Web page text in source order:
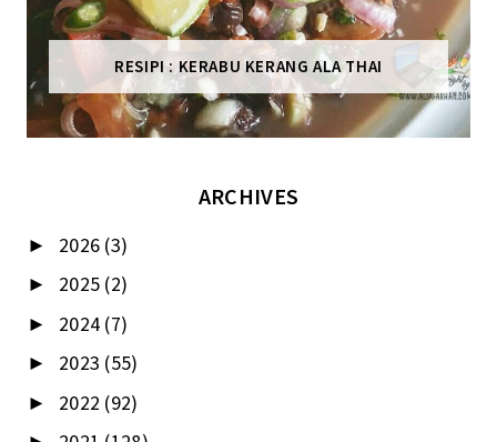
RESIPI : KERABU KERANG ALA THAI
ARCHIVES
► 2026 (3)
► 2025 (2)
► 2024 (7)
► 2023 (55)
► 2022 (92)